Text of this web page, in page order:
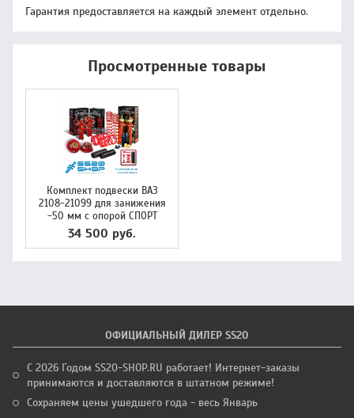
Гарантия предоставляется на каждый элемент отдельно.
Просмотренные товары
Комплект подвески ВАЗ
2108-21099 для занижения
-50 мм с опорой СПОРТ
34 500 руб.
ОФИЦИАЛЬНЫЙ ДИЛЕР SS20
С 2026 Годом SS20-SHOP.RU работает! Интернет-заказы
принимаются и доставляются в штатном режиме!
Сохраняем цены ушедшего года - весь Январь